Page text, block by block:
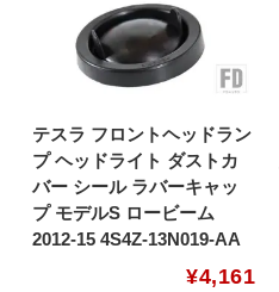
テスラ フロントヘッドラン
プ ヘッドライト ダストカ
バー シール ラバーキャッ
プ モデルS ロービーム
2012-15 4S4Z-13N019-AA
¥4,161